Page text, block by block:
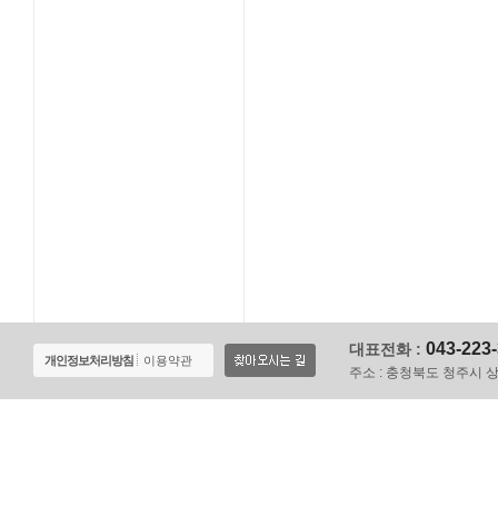
개인정보처리방침 이용약관
대표전화 : 043-
주소 : 충청북도 청주시